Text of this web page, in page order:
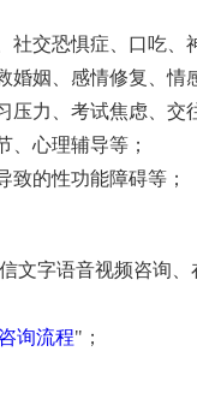
社交恐惧症、口吃、
婚姻、感情修复、情
压力、考试焦虑、交
、心理辅导等；
致的性功能障碍等；
文字语音视频咨询
询流程"；